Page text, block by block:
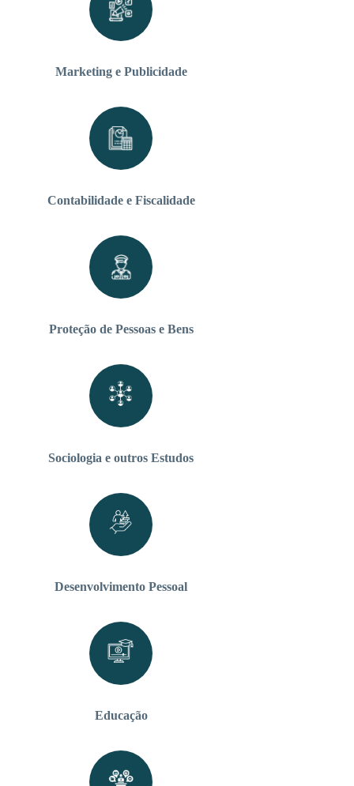
Marketing e Publicidade
Contabilidade e Fiscalidade
Proteção de Pessoas e Bens
Sociologia e outros Estudos
Desenvolvimento Pessoal
Educação